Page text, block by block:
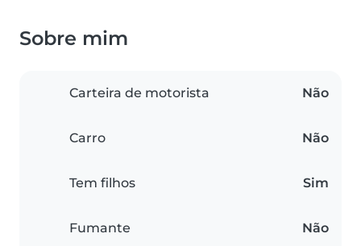
Sobre mim
Carteira de motorista Não
Carro Não
Tem filhos Sim
Fumante Não